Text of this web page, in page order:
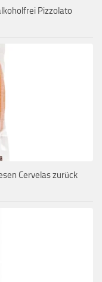
Pizzolato
Cervelas zurück